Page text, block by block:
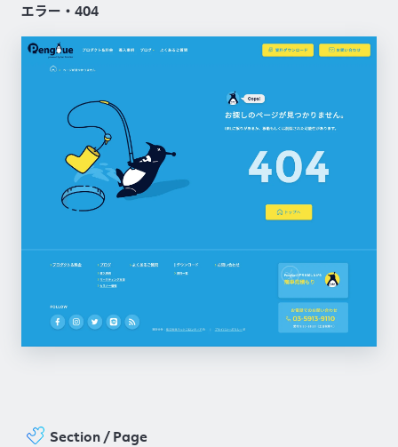
Section / Page
エラー・404